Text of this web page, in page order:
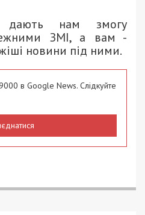
дають нам змогу
ЗМІ, а вам -
новини під ними.
в Google News. Слідкуйте